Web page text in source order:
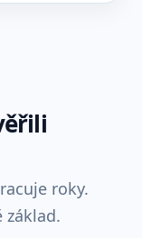
roky.
základ.